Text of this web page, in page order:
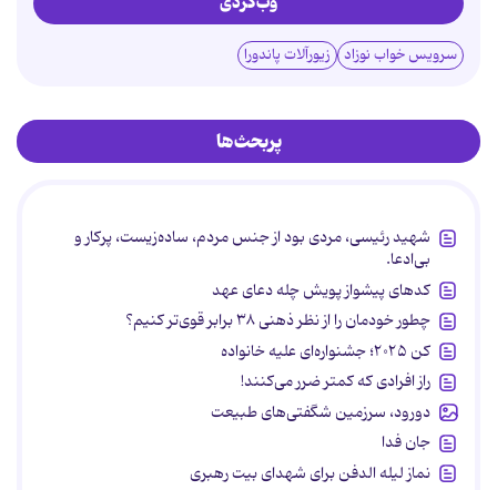
سرویس خواب نوزاد زیورآلات پاندورا
پربحث‌ها
شهید رئیسی، مردی بود از جنس مردم، ساده‌زیست، پرکار و
بی‌ادعا.
کدهای پیشواز پویش چله دعای عهد
چطور خودمان را از نظر ذهنی ۳۸ برابر قوی‌تر کنیم؟
کن ۲۰۲۵؛ جشنواره‌ای علیه خانواده
راز افرادی که کمتر ضرر می‌کنند!
دورود، سرزمین شگفتی‌های طبیعت
جان فدا
نماز لیله الدفن برای شهدای بیت رهبری